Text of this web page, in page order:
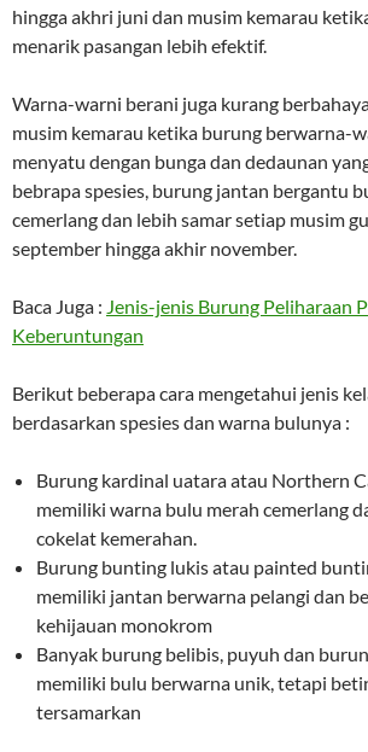
hingga akhri juni dan musim kemarau
menarik pasangan lebih efektif.
Warna-warni berani juga kurang
musim kemarau ketika burung berwarna-
menyatu dengan bunga dan dedaunan
bebrapa spesies, burung jantan bergantu
cemerlang dan lebih samar setiap musim
september hingga akhir november.
Baca Juga : Jenis-jenis Burung Peliharaan
Keberuntungan
Berikut beberapa cara mengetahui jenis
berdasarkan spesies dan warna bulunya :
Burung kardinal uatara atau Northern
memiliki warna bulu merah cemerlang
cokelat kemerahan.
Burung bunting lukis atau painted
memiliki jantan berwarna pelangi dan
kehijauan monokrom
Banyak burung belibis, puyuh dan
memiliki bulu berwarna unik, tetapi
tersamarkan